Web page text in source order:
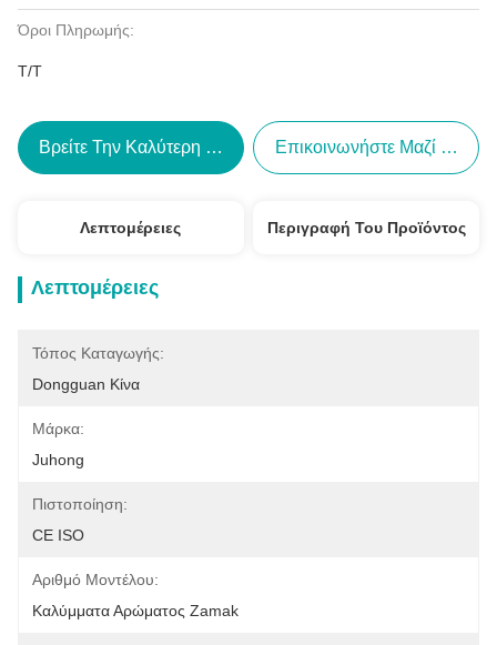
Όροι Πληρωμής:
T/T
Βρείτε Την Καλύτερη Τιμή Επικοινωνήστε Μαζί Μας
Λεπτομέρειες Περιγραφή Του Προϊόντος
Λεπτομέρειες
Τόπος Καταγωγής:
Dongguan Κίνα
Μάρκα:
Juhong
Πιστοποίηση:
CE ISO
Αριθμό Μοντέλου:
Καλύμματα Αρώματος Zamak